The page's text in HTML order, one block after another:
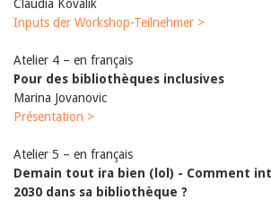
Claudia Kovalik
Inputs der Workshop-Teilnehmer >
Atelier 4 – en français
Pour des bibliothèques inclusives
Marina Jovanovic
Présentation >
Atelier 5 – en français
Demain tout ira bien (lol) - Comment
2030 dans sa bibliothèque ?